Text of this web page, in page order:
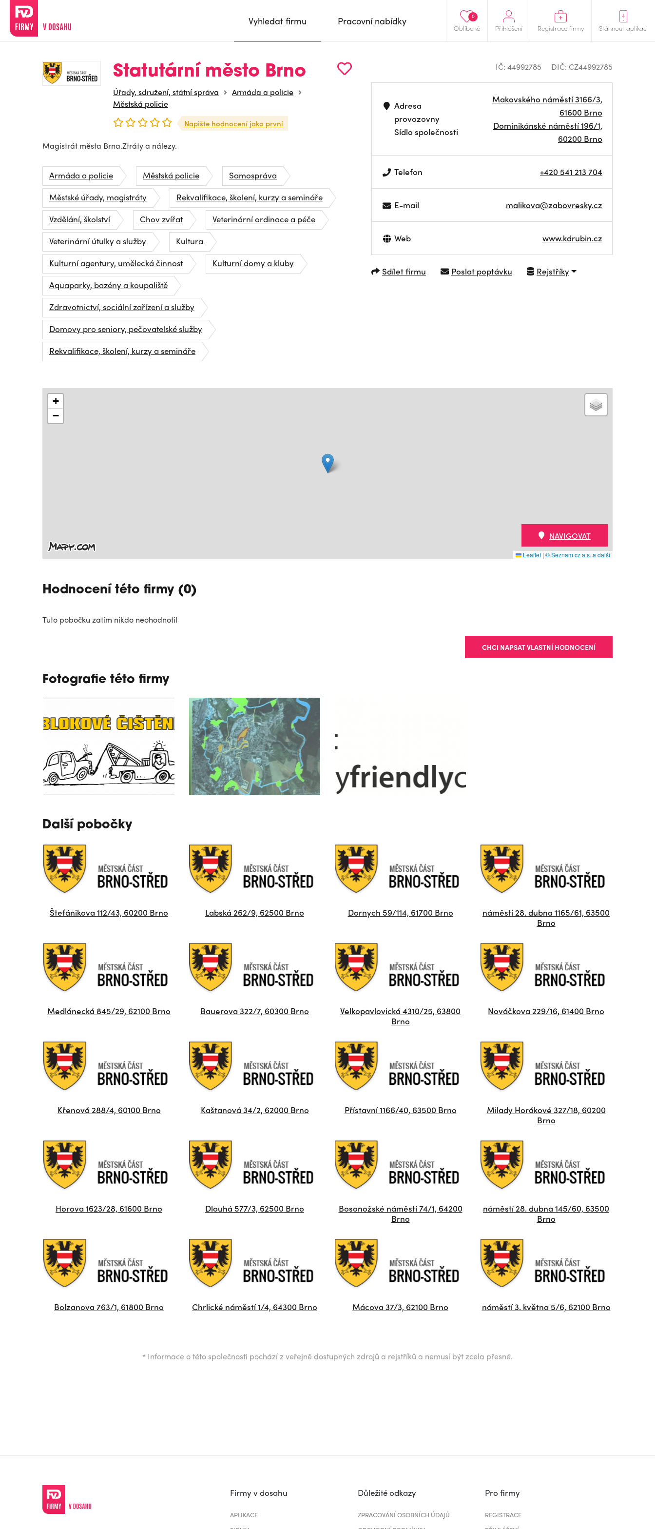
Oblíbené
0
Přihlášení Registrace firmy Stáhnout aplikaci
Vyhledat firmu Pracovní nabídky
Statutární město Brno
Úřady, sdružení, státní správa
Armáda a policie
Městská policie
Napište hodnocení jako první
Magistrát města Brna.Ztráty a nálezy.
Armáda a policie Městská policie
Samospráva
Městské úřady, magistráty
Rekvalifikace, školení, kurzy a semináře
Vzdělání, školství
Chov zvířat
Veterinární ordinace a péče
Veterinární útulky a služby
Kultura
Kulturní agentury, umělecká činnost
Kulturní domy a kluby
Aquaparky, bazény a koupaliště
Zdravotnictví, sociální zařízení a služby
Domovy pro seniory, pečovatelské služby
Rekvalifikace, školení, kurzy a semináře
IČ: 44992785 DIČ: CZ44992785
Adresa
provozovny
Sídlo společnosti
Makovského náměstí 3166/3,
61600 Brno
Dominikánské náměstí 196/1,
60200 Brno
Telefon +420 541 213 704
E-mail malikova@zabovresky.cz
Web www.kdrubin.cz
Sdílet firmu Poslat poptávku Rejstříky
+
−
Leaflet | © Seznam.cz a.s. a další
NAVIGOVAT
Hodnocení této firmy (0)
Tuto pobočku zatím nikdo neohodnotil
CHCI NAPSAT VLASTNÍ HODNOCENÍ
Fotografie této firmy
Další pobočky
Štefánikova 112/43, 60200 Brno Labská 262/9, 62500 Brno Dornych 59/114, 61700 Brno
náměstí 28. dubna 1165/61, 63500
Brno
Medlánecká 845/29, 62100 Brno Bauerova 322/7, 60300 Brno
Velkopavlovická 4310/25, 63800
Brno
Nováčkova 229/16, 61400 Brno
Křenová 288/4, 60100 Brno Kaštanová 34/2, 62000 Brno Přístavní 1166/40, 63500 Brno
Milady Horákové 327/18, 60200
Brno
Horova 1623/28, 61600 Brno Dlouhá 577/3, 62500 Brno
Bosonožské náměstí 74/1, 64200
Brno
náměstí 28. dubna 145/60, 63500
Brno
Bolzanova 763/1, 61800 Brno Chrlické náměstí 1/4, 64300 Brno Mácova 37/3, 62100 Brno náměstí 3. května 5/6, 62100 Brno
* Informace o této společnosti pochází z veřejně dostupných zdrojů a rejstříků a nemusí být zcela přesné.
Firmy v dosahu
APLIKACE
Důležité odkazy
ZPRACOVÁNÍ OSOBNÍCH ÚDAJŮ
Pro firmy
REGISTRACE